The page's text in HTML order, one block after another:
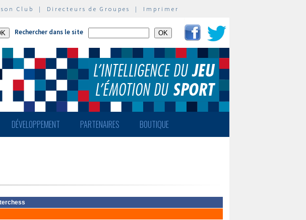
Club | Directeurs de Groupes | Imprimer
Rechercher dans le site
DÉVELOPPEMENT PARTENAIRES BOUTIQUE